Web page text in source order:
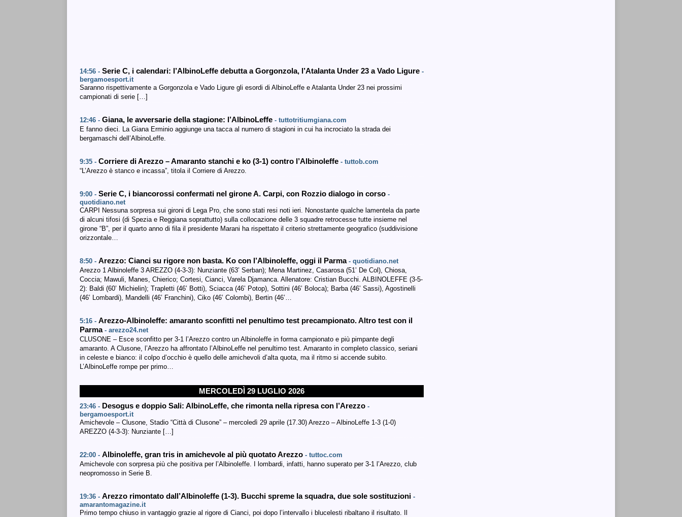
14:56 - Serie C, i calendari: l’AlbinoLeffe debutta a Gorgonzola, l’Atalanta Under 23 a Vado Ligure -
bergamoesport.it
Saranno rispettivamente a Gorgonzola e Vado Ligure gli esordi di AlbinoLeffe e Atalanta Under 23 nei prossimi
campionati di serie […]
12:46 - Giana, le avversarie della stagione: l’AlbinoLeffe - tuttotritiumgiana.com
E fanno dieci. La Giana Erminio aggiunge una tacca al numero di stagioni in cui ha incrociato la strada dei
bergamaschi dell’AlbinoLeffe.
9:35 - Corriere di Arezzo – Amaranto stanchi e ko (3-1) contro l’Albinoleffe - tuttob.com
“L’Arezzo è stanco e incassa”, titola il Corriere di Arezzo.
9:00 - Serie C, i biancorossi confermati nel girone A. Carpi, con Rozzio dialogo in corso -
quotidiano.net
CARPI Nessuna sorpresa sui gironi di Lega Pro, che sono stati resi noti ieri. Nonostante qualche lamentela da parte
di alcuni tifosi (di Spezia e Reggiana soprattutto) sulla collocazione delle 3 squadre retrocesse tutte insieme nel
girone “B”, per il quarto anno di fila il presidente Marani ha rispettato il criterio strettamente geografico (suddivisione
orizzontale…
8:50 - Arezzo: Cianci su rigore non basta. Ko con l’Albinoleffe, oggi il Parma - quotidiano.net
Arezzo 1 Albinoleffe 3 AREZZO (4-3-3): Nunziante (63’ Serban); Mena Martinez, Casarosa (51’ De Col), Chiosa,
Coccia; Mawuli, Manes, Chierico; Cortesi, Cianci, Varela Djamanca. Allenatore: Cristian Bucchi. ALBINOLEFFE (3-5-
2): Baldi (60’ Michielin); Trapletti (46’ Botti), Sciacca (46’ Potop), Sottini (46’ Boloca); Barba (46’ Sassi), Agostinelli
(46’ Lombardi), Mandelli (46’ Franchini), Ciko (46’ Colombi), Bertin (46’…
5:16 - Arezzo-Albinoleffe: amaranto sconfitti nel penultimo test precampionato. Altro test con il
Parma - arezzo24.net
CLUSONE – Esce sconfitto per 3-1 l’Arezzo contro un Albinoleffe in forma campionato e più pimpante degli
amaranto. A Clusone, l’Arezzo ha affrontato l’AlbinoLeffe nel penultimo test. Amaranto in completo classico, seriani
in celeste e bianco: il colpo d’occhio è quello delle amichevoli d’alta quota, ma il ritmo si accende subito.
L’AlbinoLeffe rompe per primo…
MERCOLEDÌ 29 LUGLIO 2026
23:46 - Desogus e doppio Sali: AlbinoLeffe, che rimonta nella ripresa con l’Arezzo -
bergamoesport.it
Amichevole – Clusone, Stadio “Città di Clusone” – mercoledì 29 aprile (17.30) Arezzo – AlbinoLeffe 1-3 (1-0)
AREZZO (4-3-3): Nunziante […]
22:00 - Albinoleffe, gran tris in amichevole al più quotato Arezzo - tuttoc.com
Amichevole con sorpresa più che positiva per l’Albinoleffe. I lombardi, infatti, hanno superato per 3-1 l’Arezzo, club
neopromosso in Serie B.
19:36 - Arezzo rimontato dall’Albinoleffe (1-3). Bucchi spreme la squadra, due sole sostituzioni -
amarantomagazine.it
Primo tempo chiuso in vantaggio grazie al rigore di Cianci, poi dopo l’intervallo i blucelesti ribaltano il risultato. Il